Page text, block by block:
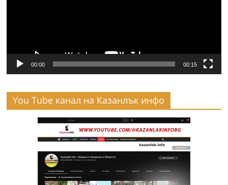
00:00 00:15
You Tube канал на Казанлък инфо